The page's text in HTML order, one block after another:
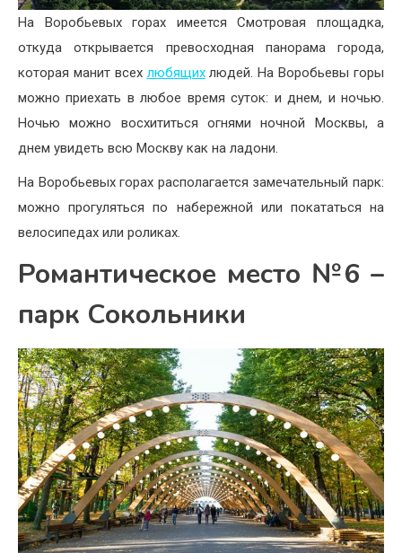
На Воробьевых горах имеется Смотровая площадка,
откуда открывается превосходная панорама города,
которая манит всех любящихлюдей. На Воробьевы горы
можно приехать в любое время суток: и днем, и ночью.
Ночью можно восхититься огнями ночной Москвы, а
днем увидеть всю Москву как на ладони.
На Воробьевых горах располагается замечательный парк:
можно прогуляться по набережной или покататься на
велосипедах или роликах.
Романтическое место №6 –
парк Сокольники